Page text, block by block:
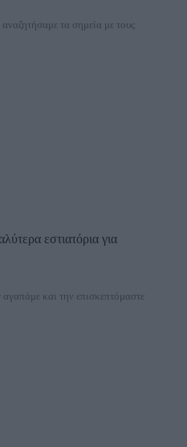
τα σημεία με τους
εστιατόρια για
και την επισκεπτόμαστε